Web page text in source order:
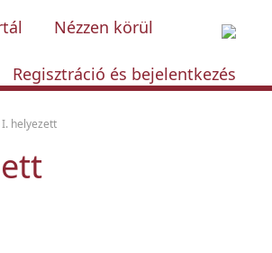
Nézzen körül
Regisztráció és bejelentkezés
I. helyezett